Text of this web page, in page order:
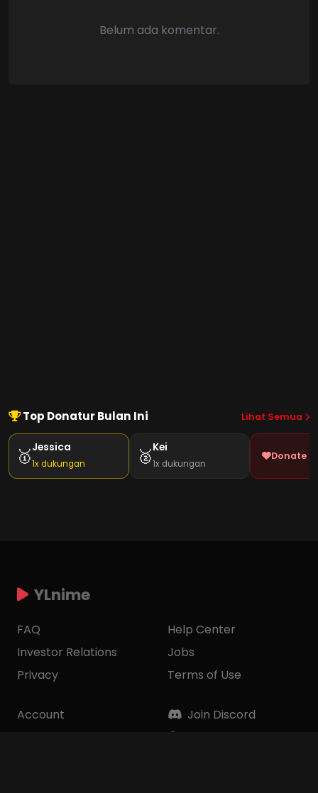
Belum ada komentar.
Top Donatur Bulan Ini Lihat Semua
🥇Jessica
1x dukungan 🥈Kei
1x dukungan
Donate
YLnime
FAQ
Investor Relations
Privacy
Help Center
Jobs
Terms of Use
Account
Join Discord